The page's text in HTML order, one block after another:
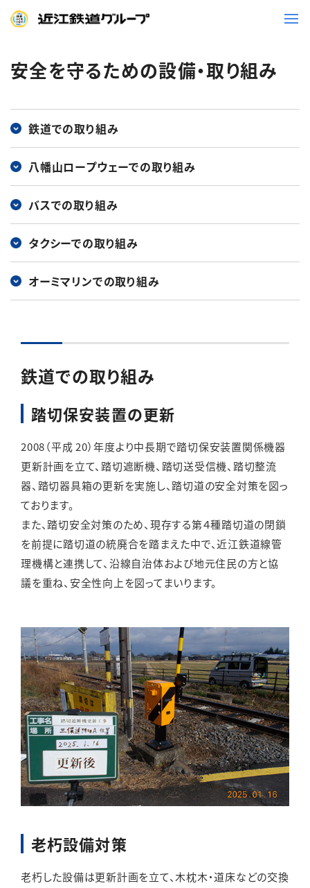
鉄道
バス
事業一覧
観光・イベント情報
ニュースリリース
English 簡体中文 繁体中文 한국어
安全を守るための設備・取り組み
鉄道での取り組み
八幡山ロープウェーでの取り組み
バスでの取り組み
タクシーでの取り組み
オーミマリンでの取り組み
鉄道での取り組み
踏切保安装置の更新
2008（平成 20）年度より中長期で踏切保安装置関係機器
更新計画を立て、踏切遮断機、踏切送受信機、踏切整流
器、踏切器具箱の更新を実施し、踏切道の安全対策を図っ
ております。
また、踏切安全対策のため、現存する第４種踏切道の閉鎖
を前提に踏切道の統廃合を踏まえた中で、近江鉄道線管
理機構と連携して、沿線自治体および地元住民の方と協
議を重ね、安全性向上を図ってまいります。
老朽設備対策
老朽した設備は更新計画を立て、木枕木・道床などの交換